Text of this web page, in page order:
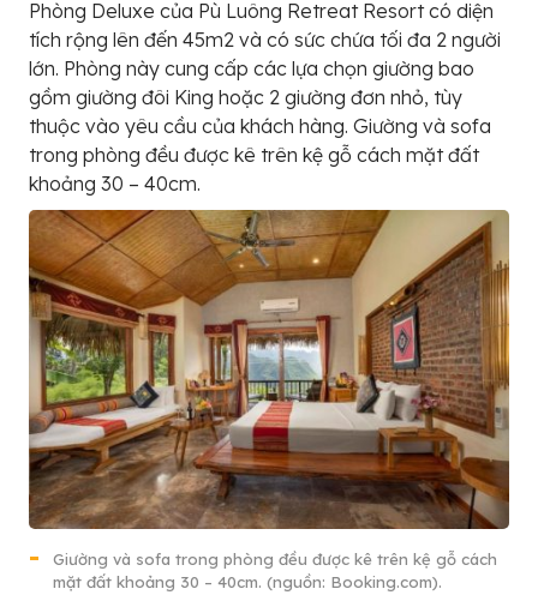
Phòng Deluxe của Pù Luông Retreat Resort có diện
tích rộng lên đến 45m2 và có sức chứa tối đa 2 người
lớn. Phòng này cung cấp các lựa chọn giường bao
gồm giường đôi King hoặc 2 giường đơn nhỏ, tùy
thuộc vào yêu cầu của khách hàng. Giường và sofa
trong phòng đều được kê trên kệ gỗ cách mặt đất
khoảng 30 – 40cm.
Giường và sofa trong phòng đều được kê trên kệ gỗ cách
mặt đất khoảng 30 – 40cm. (nguồn: Booking.com).